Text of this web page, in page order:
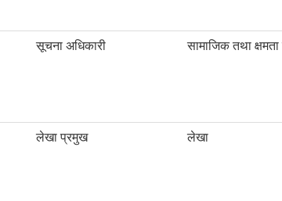
सूचना अधिकारी सामाजिक तथा
लेखा प्रमुख लेखा